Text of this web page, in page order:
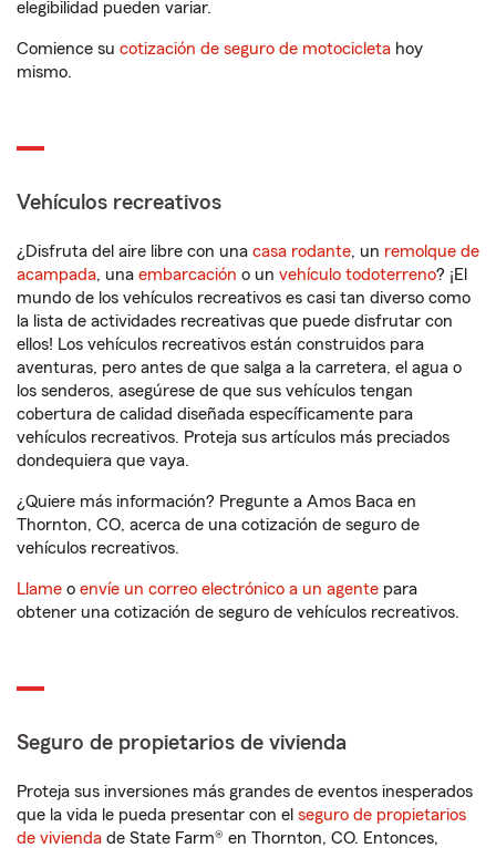
elegibilidad pueden variar.
Comience su cotización de seguro de motocicleta hoy
mismo.
Vehículos recreativos
¿Disfruta del aire libre con una casa rodante, un remolque de
acampada, una embarcación o un vehículo todoterreno? ¡El
mundo de los vehículos recreativos es casi tan diverso como
la lista de actividades recreativas que puede disfrutar con
ellos! Los vehículos recreativos están construidos para
aventuras, pero antes de que salga a la carretera, el agua o
los senderos, asegúrese de que sus vehículos tengan
cobertura de calidad diseñada específicamente para
vehículos recreativos. Proteja sus artículos más preciados
dondequiera que vaya.
¿Quiere más información? Pregunte a Amos Baca en
Thornton, CO, acerca de una cotización de seguro de
vehículos recreativos.
Llame o envíe un correo electrónico a un agente para
obtener una cotización de seguro de vehículos recreativos.
Seguro de propietarios de vivienda
Proteja sus inversiones más grandes de eventos inesperados
que la vida le pueda presentar con el seguro de propietarios
de vivienda de State Farm® en Thornton, CO. Entonces,